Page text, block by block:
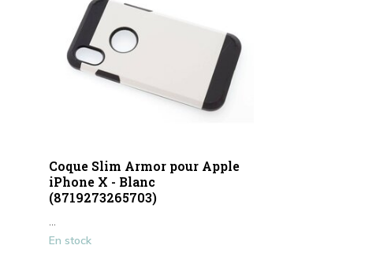
Coque Slim Armor pour Apple
iPhone X - Blanc
(8719273265703)
En stock